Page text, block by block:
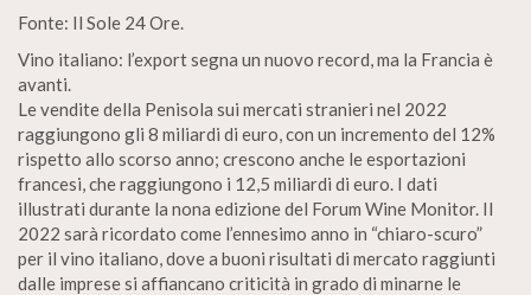
Fonte: Il Sole 24 Ore.
Vino italiano: l’export segna un nuovo record, ma la Francia è
avanti.
Le vendite della Penisola sui mercati stranieri nel 2022
raggiungono gli 8 miliardi di euro, con un incremento del 12%
rispetto allo scorso anno; crescono anche le esportazioni
francesi, che raggiungono i 12,5 miliardi di euro. I dati
illustrati durante la nona edizione del Forum Wine Monitor. Il
2022 sarà ricordato come l’ennesimo anno in “chiaro-scuro”
per il vino italiano, dove a buoni risultati di mercato raggiunti
dalle imprese si affiancano criticità in grado di minarne le